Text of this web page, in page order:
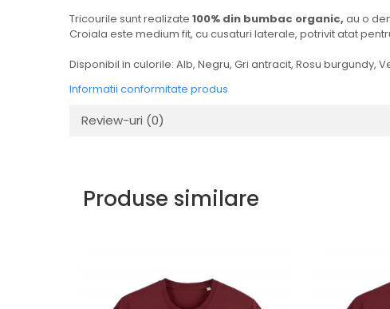
Tricourile sunt realizate 100% din bumbac organic, au o
Croiala este medium fit, cu cusaturi laterale, potrivit atat
Disponibil in culorile: Alb, Negru, Gri antracit, Rosu burgundy,
Informatii conformitate produs
Review-uri (0)
Produse similare